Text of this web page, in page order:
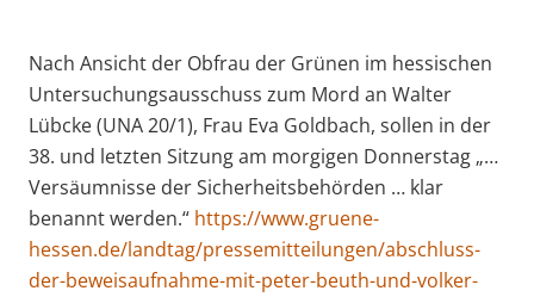
Nach Ansicht der Obfrau der Grünen im hessischen
Untersuchungsausschuss zum Mord an Walter
Lübcke (UNA 20/1), Frau Eva Goldbach, sollen in der
38. und letzten Sitzung am morgigen Donnerstag „…
Versäumnisse der Sicherheitsbehörden … klar
benannt werden.“ https://www.gruene-
hessen.de/landtag/pressemitteilungen/abschluss-
der-beweisaufnahme-mit-peter-beuth-und-volker-